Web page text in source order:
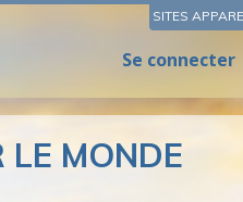
SITES
Se connecter
LE MONDE